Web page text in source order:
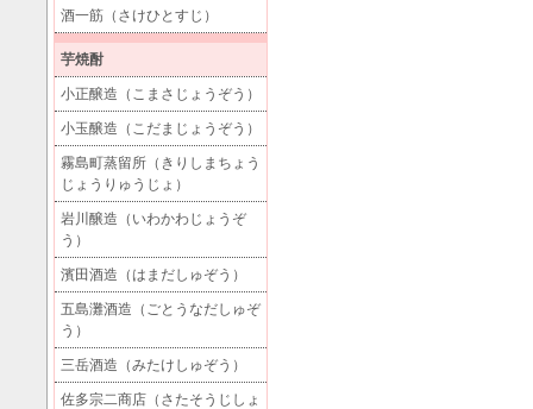
酒一筋（さけひとすじ）
芋焼酎
小正醸造（こまさじょうぞう）
小玉醸造（こだまじょうぞう）
霧島町蒸留所（きりしまちょう
じょうりゅうじょ）
岩川醸造（いわかわじょうぞ
う）
濱田酒造（はまだしゅぞう）
五島灘酒造（ごとうなだしゅぞ
う）
三岳酒造（みたけしゅぞう）
佐多宗二商店（さたそうじしょ